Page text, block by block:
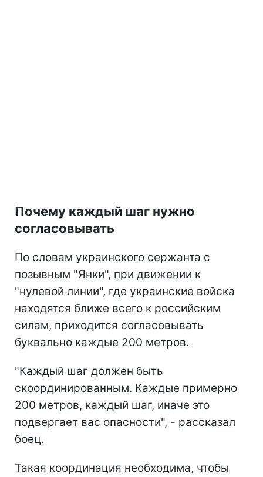
Почему каждый шаг нужно
согласовывать
По словам украинского сержанта с
позывным "Янки", при движении к
"нулевой линии", где украинские войска
находятся ближе всего к российским
силам, приходится согласовывать
буквально каждые 200 метров.
"Каждый шаг должен быть
скоординированным. Каждые примерно
200 метров, каждый шаг, иначе это
подвергает вас опасности", - рассказал
боец.
Такая координация необходима, чтобы